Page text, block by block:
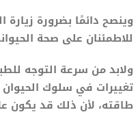
للاطمئنان على صحة
ولابد من سرعة التوجه
تغييرات في سلوك
طاقته، لأن ذلك قد يكون